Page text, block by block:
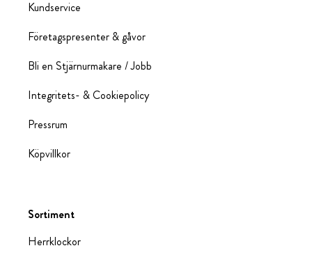
Kundservice
Företagspresenter & gåvor
Bli en Stjärnurmakare / Jobb
Integritets- & Cookiepolicy
Pressrum
Köpvillkor
Sortiment
Herrklockor